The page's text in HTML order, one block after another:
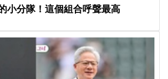
小分隊！這個組合呼聲最高